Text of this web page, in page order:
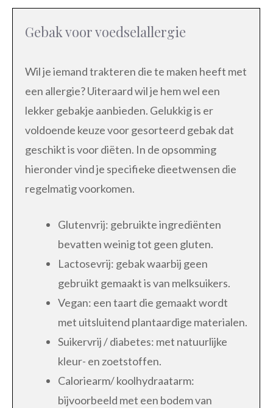
Gebak voor voedselallergie
Wil je iemand trakteren die te maken heeft met
een allergie? Uiteraard wil je hem wel een
lekker gebakje aanbieden. Gelukkig is er
voldoende keuze voor gesorteerd gebak dat
geschikt is voor diëten. In de opsomming
hieronder vind je specifieke dieetwensen die
regelmatig voorkomen.
Glutenvrij: gebruikte ingrediënten
bevatten weinig tot geen gluten.
Lactosevrij: gebak waarbij geen
gebruikt gemaakt is van melksuikers.
Vegan: een taart die gemaakt wordt
met uitsluitend plantaardige materialen.
Suikervrij / diabetes: met natuurlijke
kleur- en zoetstoffen.
Caloriearm/ koolhydraatarm:
bijvoorbeeld met een bodem van